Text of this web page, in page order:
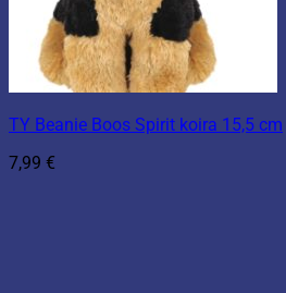
TY Beanie Boos Spirit koira 15,5 cm
7,99 €